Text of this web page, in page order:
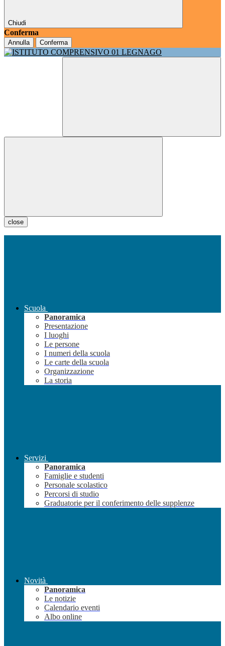
Chiudi
Conferma
Annulla Conferma
close
Scuola
Panoramica
Presentazione
I luoghi
Le persone
I numeri della scuola
Le carte della scuola
Organizzazione
La storia
Servizi
Panoramica
Famiglie e studenti
Personale scolastico
Percorsi di studio
Graduatorie per il conferimento delle supplenze
Novità
Panoramica
Le notizie
Calendario eventi
Albo online